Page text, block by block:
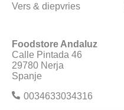
Vers & diepvries
Foodstore Andaluz
Calle Pintada 46
29780 Nerja
Spanje
0034633034316